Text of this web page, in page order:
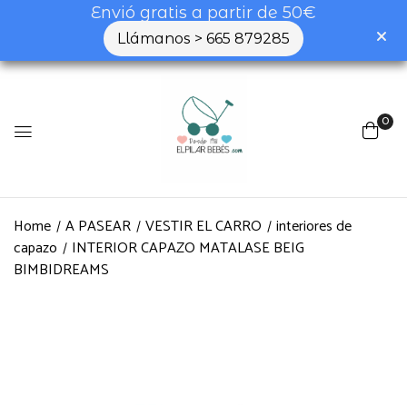
Envió gratis a partir de 50€
Llámanos > 665 879285
0
Home A PASEAR VESTIR EL CARRO
interiores de
capazo
INTERIOR CAPAZO MATALASE BEIG
BIMBIDREAMS